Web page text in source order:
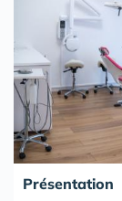
Présentation